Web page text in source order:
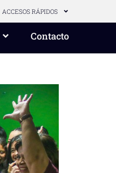
ACCESOS RÁPIDOS
Contacto